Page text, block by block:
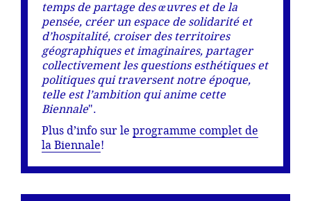
temps de partage des œuvres et de la
pensée, créer un espace de solidarité et
d’hospitalité, croiser des territoires
géographiques et imaginaires, partager
collectivement les questions esthétiques et
politiques qui traversent notre époque,
telle est l’ambition qui anime cette
Biennale".
Plus d’info sur le programme complet de
la Biennale!